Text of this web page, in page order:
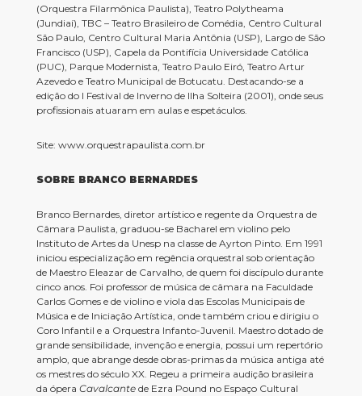
(Orquestra Filarmônica Paulista), Teatro Polytheama
(Jundiaí), TBC – Teatro Brasileiro de Comédia, Centro Cultural
São Paulo, Centro Cultural Maria Antônia (USP), Largo de São
Francisco (USP), Capela da Pontifícia Universidade Católica
(PUC), Parque Modernista, Teatro Paulo Eiró, Teatro Artur
Azevedo e Teatro Municipal de Botucatu. Destacando-se a
edição do I Festival de Inverno de Ilha Solteira (2001), onde seus
profissionais atuaram em aulas e espetáculos.
Site: www.orquestrapaulista.com.br
SOBRE BRANCO BERNARDES
Branco Bernardes, diretor artístico e regente da Orquestra de
Câmara Paulista, graduou-se Bacharel em violino pelo
Instituto de Artes da Unesp na classe de Ayrton Pinto. Em 1991
iniciou especialização em regência orquestral sob orientação
de Maestro Eleazar de Carvalho, de quem foi discípulo durante
cinco anos. Foi professor de música de câmara na Faculdade
Carlos Gomes e de violino e viola das Escolas Municipais de
Música e de Iniciação Artística, onde também criou e dirigiu o
Coro Infantil e a Orquestra Infanto-Juvenil. Maestro dotado de
grande sensibilidade, invenção e energia, possui um repertório
amplo, que abrange desde obras-primas da música antiga até
os mestres do século XX. Regeu a primeira audição brasileira
da ópera Cavalcantede Ezra Pound no Espaço Cultural